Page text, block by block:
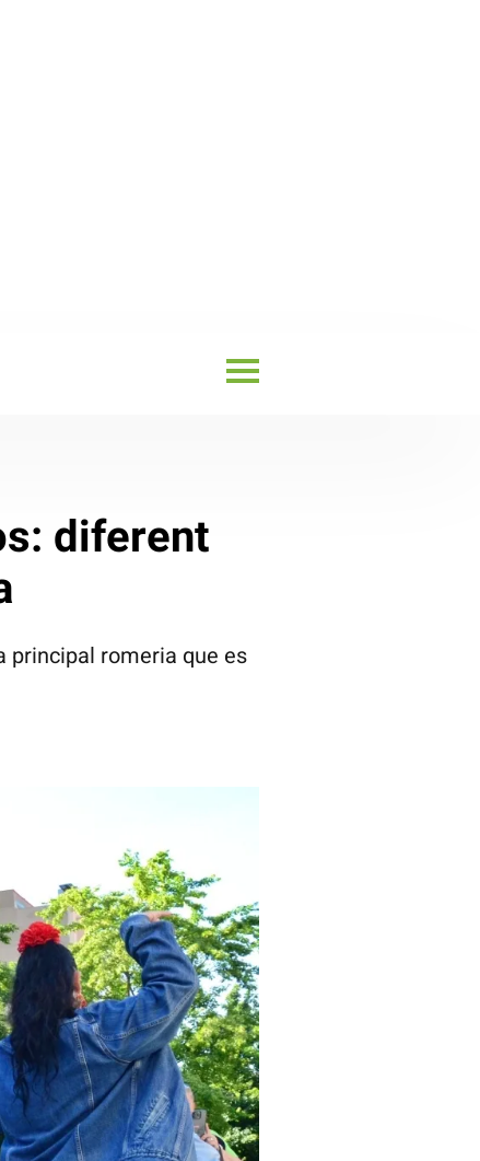
diferent
principal romeria que es